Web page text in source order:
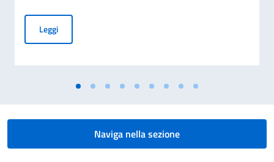
LeggiGiornata del Sacrificio del Lavoro Italiano nel Mondo –
Naviga nella sezione